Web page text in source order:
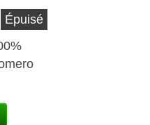
Épuisé